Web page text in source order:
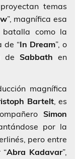
temas
”, magnífica esa
batalla como la
de “In Dream”, o
de Sabbath en
magnífica
Bartelt, es
Simon
por la
pero entre
“Abra Kadavar”,